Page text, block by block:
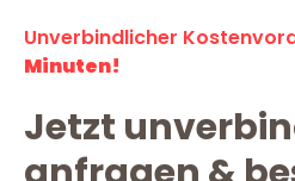
Unverbindlicher
Minuten!
Jetzt